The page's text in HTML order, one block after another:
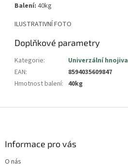
Balení: 40kg
ILUSTRATIVNÍ FOTO
Doplňkové parametry
Kategorie:
Univerzální hnojiva
EAN:
8594035609847
Hmotnost balení: 40kg
Informace pro vás
O nás